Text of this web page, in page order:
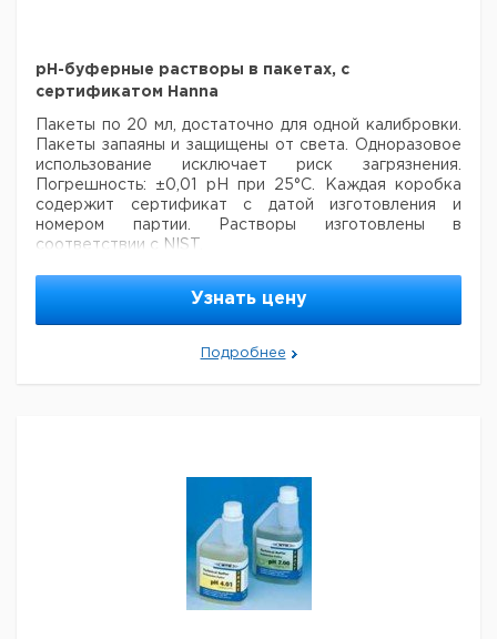
рН-буферные растворы в пакетах, с
сертификатом Hanna
Пакеты по 20 мл, достаточно для одной калибровки.
Пакеты запаяны и защищены от света. Одноразовое
использование исключает риск загрязнения.
Погрешность: ±0,01 pH при 25°C. Каждая коробка
содержит сертификат с датой изготовления и
номером партии. Растворы изготовлены в
соответствии с NIST.
Значение Кол-
Кат.
Цена с
НДС,
Цена с
6803609
pH 7,01
25
6803610
Узнать цену
Подробнее